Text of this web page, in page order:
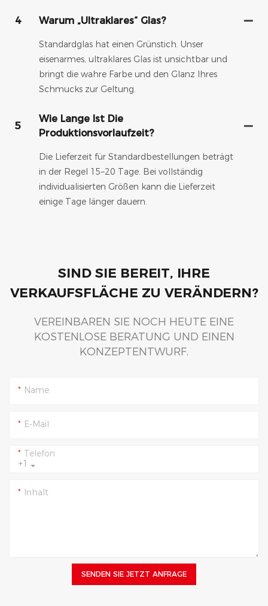
4 Warum „ultraklares“ Glas?
Standardglas hat einen Grünstich. Unser
eisenarmes, ultraklares Glas ist unsichtbar und
bringt die wahre Farbe und den Glanz Ihres
Schmucks zur Geltung.
5
Wie Lange Ist Die
Produktionsvorlaufzeit?
Die Lieferzeit für Standardbestellungen beträgt
in der Regel 15–20 Tage. Bei vollständig
individualisierten Größen kann die Lieferzeit
einige Tage länger dauern.
SIND SIE BEREIT, IHRE
VERKAUFSFLÄCHE ZU VERÄNDERN?
VEREINBAREN SIE NOCH HEUTE EINE
KOSTENLOSE BERATUNG UND EINEN
KONZEPTENTWURF.
Name
E-Mail
+1
Telefon
Inhalt
SENDEN SIE JETZT ANFRAGE